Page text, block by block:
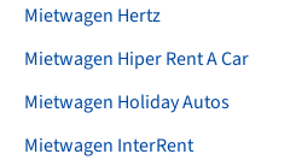
Mietwagen Hertz
Mietwagen Hiper Rent A Car
Mietwagen Holiday Autos
Mietwagen InterRent